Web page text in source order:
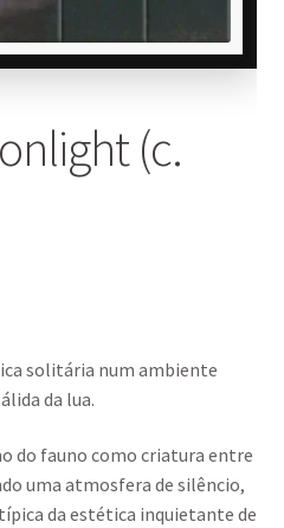
(c.
€
€
solitária num ambiente
da lua.
do fauno como criatura entre
uma atmosfera de silêncio,
da estética inquietante de